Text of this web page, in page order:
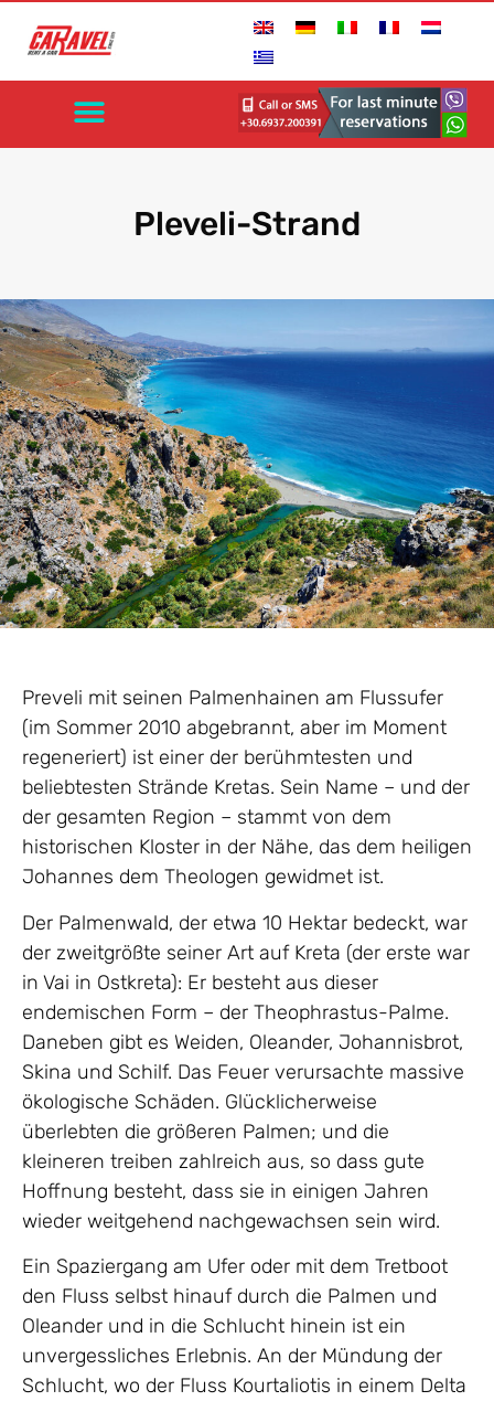
Pleveli-Strand
Preveli mit seinen Palmenhainen am Flussufer
(im Sommer 2010 abgebrannt, aber im Moment
regeneriert) ist einer der berühmtesten und
beliebtesten Strände Kretas. Sein Name – und der
der gesamten Region – stammt von dem
historischen Kloster in der Nähe, das dem heiligen
Johannes dem Theologen gewidmet ist.
Der Palmenwald, der etwa 10 Hektar bedeckt, war
der zweitgrößte seiner Art auf Kreta (der erste war
in Vai in Ostkreta): Er besteht aus dieser
endemischen Form – der Theophrastus-Palme.
Daneben gibt es Weiden, Oleander, Johannisbrot,
Skina und Schilf. Das Feuer verursachte massive
ökologische Schäden. Glücklicherweise
überlebten die größeren Palmen; und die
kleineren treiben zahlreich aus, so dass gute
Hoffnung besteht, dass sie in einigen Jahren
wieder weitgehend nachgewachsen sein wird.
Ein Spaziergang am Ufer oder mit dem Tretboot
den Fluss selbst hinauf durch die Palmen und
Oleander und in die Schlucht hinein ist ein
unvergessliches Erlebnis. An der Mündung der
Schlucht, wo der Fluss Kourtaliotis in einem Delta